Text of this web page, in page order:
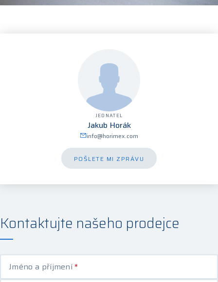
JEDNATEL
Jakub Horák
info@horimex.com
POŠLETE MI ZPRÁVU
Kontaktujte našeho prodejce
Jméno a příjmení*